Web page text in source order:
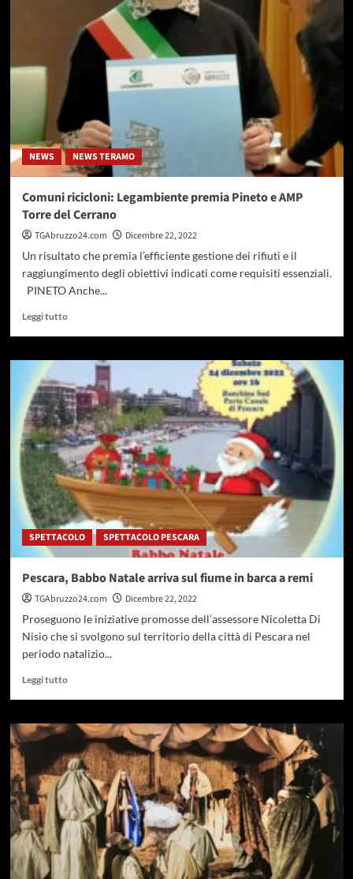
gesso
copie
libro
di
Bruno
donati
alle
NEWS NEWS TERAMO
Comuni ricicloni: Legambiente premia Pineto e AMP
Torre del Cerrano
TGAbruzzo24.com
Dicembre 22, 2022
Un risultato che premia l’efficiente gestione dei rifiuti e il
raggiungimento degli obiettivi indicati come requisiti essenziali.
PINETO Anche...
Leggi tuttoLeggi
su
ricicloni:
Legambiente
premia
Pineto
e
AMP
Torre
del
Cerrano
SPETTACOLO SPETTACOLO PESCARA
Pescara, Babbo Natale arriva sul fiume in barca a remi
TGAbruzzo24.com
Dicembre 22, 2022
Proseguono le iniziative promosse dell’assessore Nicoletta Di
Nisio che si svolgono sul territorio della città di Pescara nel
periodo natalizio...
Leggi tuttoLeggi
su
Pescara,
Babbo
Natale
arriva
sul
fiume
in
barca
remi